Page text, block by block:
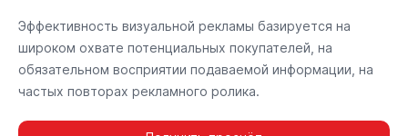
Эффективность визуальной рекламы базируется на
широком охвате потенциальных покупателей, на
обязательном восприятии подаваемой информации, на
частых повторах рекламного ролика.